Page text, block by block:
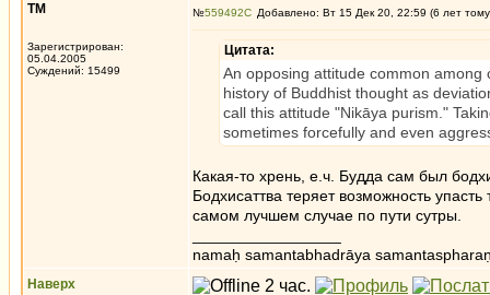
ТМ
Зарегистрирован:
05.04.2005
Суждений: 15499
№559492 Добавлено: Вт 15 Дек 20, 22:59 (6 лет
Цитата:
An opposing attitude common
history of Buddhist thought as
call this attitude "Nikāya purism."
sometimes forcefully and even
Какая-то хрень, е.ч. Будда сам был
Бодхисаттва теряет возможность
самом лучшем случае по пути сутры.
namaḥ samantabhadrāya
Наверх